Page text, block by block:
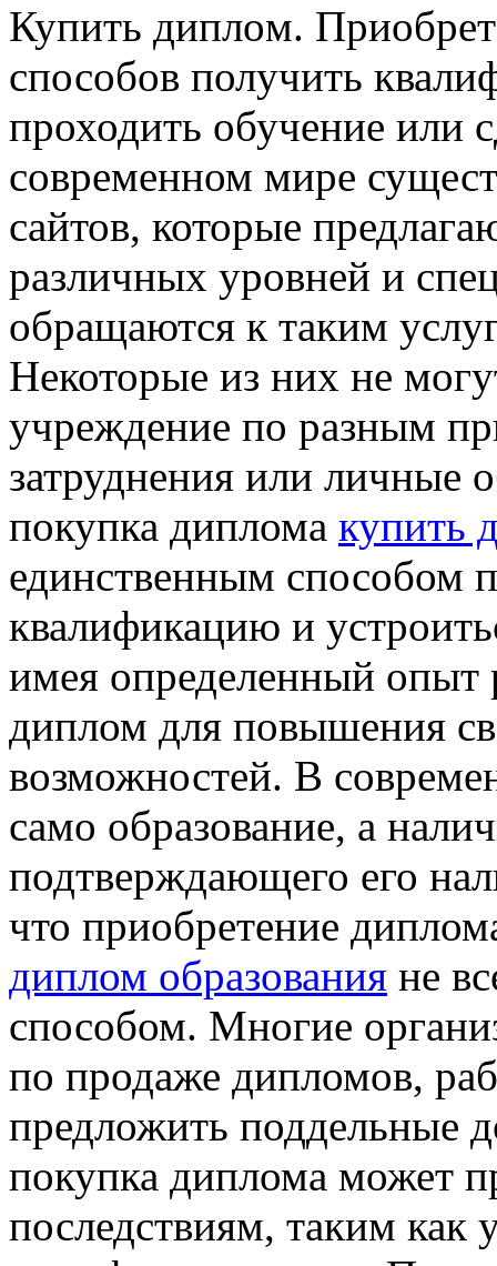
Купить диплoм.
способов получить
проходить обучение или
современном мире
сайтов, которые
различных уровней и
обращаются к таким
Некоторые из них не
учреждение по разным
затруднения или личные
покупка диплома купить
единственным способом
квалификацию и
имея определенный
диплом для повышения
возможностей. В
само образование, а
подтверждающего его
что приобретение
диплом образования не
способом. Многие
по продаже дипломов,
предложить поддельные
покупка диплома может
последствиям, таким как